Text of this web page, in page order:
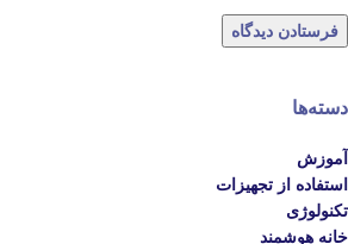
دسته‌ها
آموزش
استفاده از تجهیزات
تکنولوژی
خانه هوشمند